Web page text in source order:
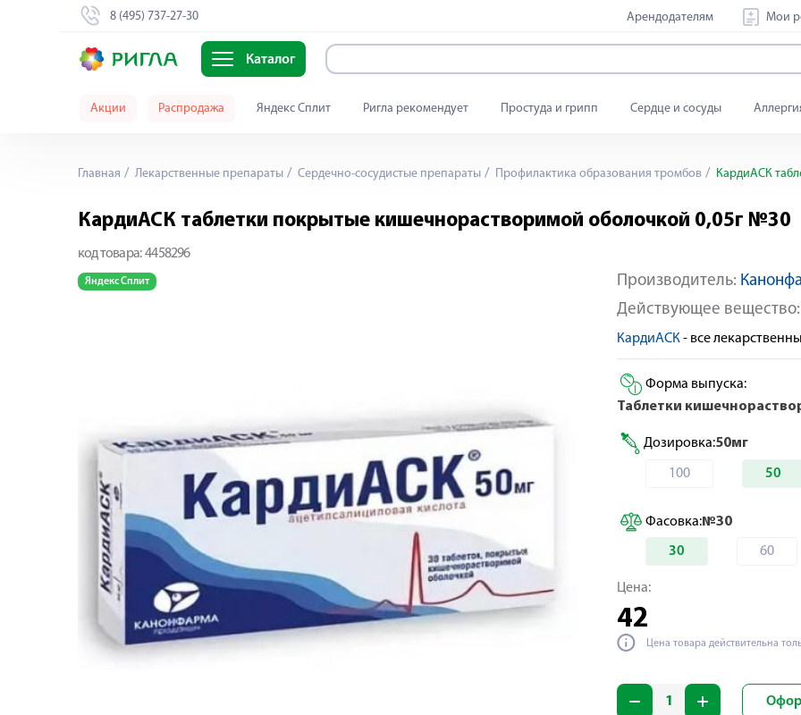
8 (495) 737-27-30 Арендодателям Мои
Каталог
Акции Распродажа Яндекс Сплит Ригла рекомендует Простуда и грипп Сердце и сосуды
Главная Лекарственные препараты Сердечно-сосудистые препараты Профилактика образования тромбов КардиАСК
КардиАСК таблетки покрытые кишечнорастворимой оболочкой 0,05г №30
код товара: 4458296
Яндекс Сплит Производитель:
Действующее вещество:
КардиАСК- все
Форма выпуска:
Таблетки
Дозировка:50мг
100 50
Фасовка:№30
30 60
Цена:
42
Цена товара действительна